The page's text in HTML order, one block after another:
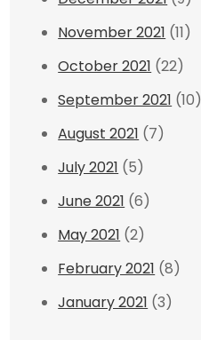
November 2021 (11)
October 2021 (22)
September 2021 (10)
August 2021 (7)
July 2021 (5)
June 2021 (6)
May 2021 (2)
February 2021 (8)
January 2021 (3)